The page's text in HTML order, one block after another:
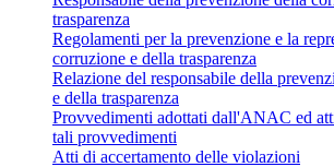
trasparenza
Regolamenti per la prevenzione e la
corruzione e della trasparenza
Relazione del responsabile della
e della trasparenza
Provvedimenti adottati dall'ANAC ed
tali provvedimenti
Atti di accertamento delle violazioni